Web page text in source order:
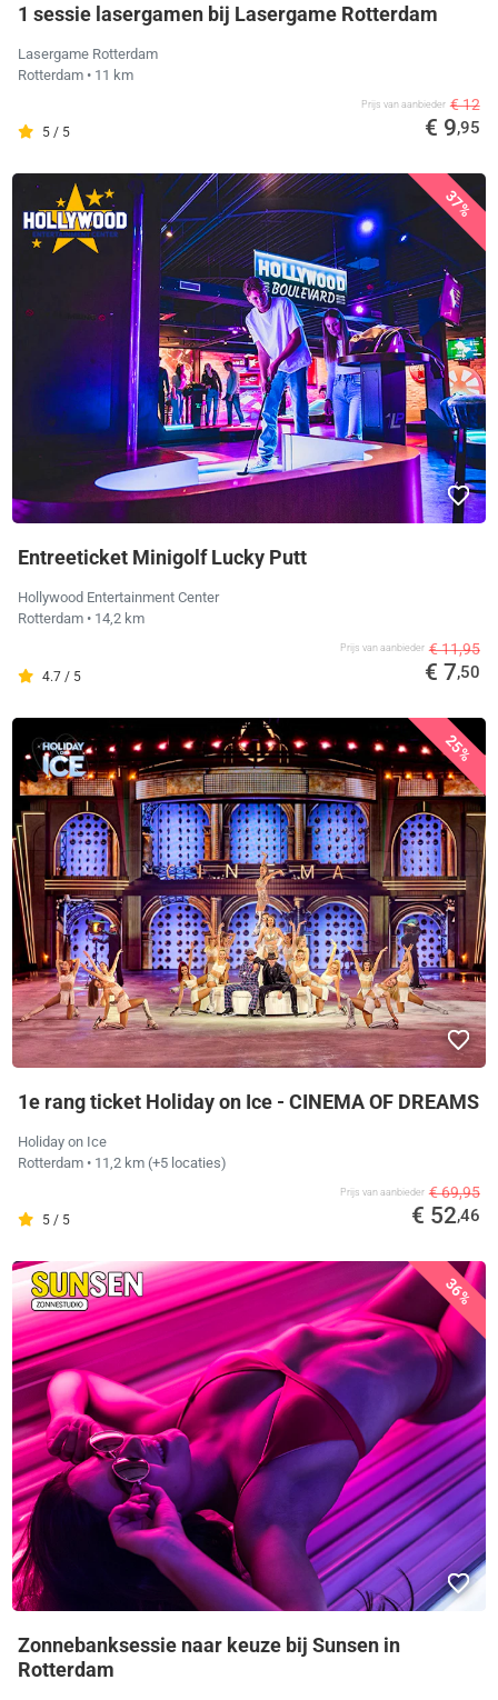
1 sessie lasergamen bij Lasergame Rotterdam
Lasergame Rotterdam
Rotterdam • 11 km
5 / 5
Prijs van aanbieder € 12
€ 9,95
37%
Entreeticket Minigolf Lucky Putt
Hollywood Entertainment Center
Rotterdam • 14,2 km
4.7 / 5
Prijs van aanbieder € 11,95
€ 7,50
25%
1e rang ticket Holiday on Ice - CINEMA OF DREAMS
Holiday on Ice
Rotterdam • 11,2 km (+5 locaties)
5 / 5
Prijs van aanbieder € 69,95
€ 52,46
36%
Zonnebanksessie naar keuze bij Sunsen in
Rotterdam